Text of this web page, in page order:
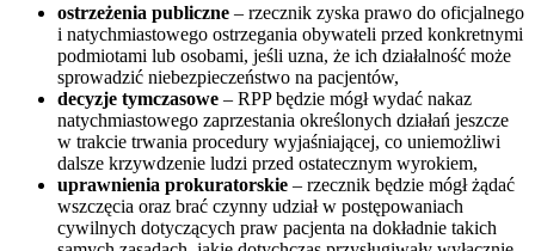
ostrzeżenia publiczne – rzecznik zyska prawo do oficjalnego
i natychmiastowego ostrzegania obywateli przed konkretnymi
podmiotami lub osobami, jeśli uzna, że ich działalność może
sprowadzić niebezpieczeństwo na pacjentów,
decyzje tymczasowe – RPP będzie mógł wydać nakaz
natychmiastowego zaprzestania określonych działań jeszcze
w trakcie trwania procedury wyjaśniającej, co uniemożliwi
dalsze krzywdzenie ludzi przed ostatecznym wyrokiem,
uprawnienia prokuratorskie – rzecznik będzie mógł żądać
wszczęcia oraz brać czynny udział w postępowaniach
cywilnych dotyczących praw pacjenta na dokładnie takich